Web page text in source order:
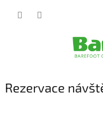
Rezervace